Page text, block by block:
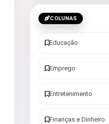
COLUNAS
Educação
Emprego
Entretenimento
Finanças e Dinheiro